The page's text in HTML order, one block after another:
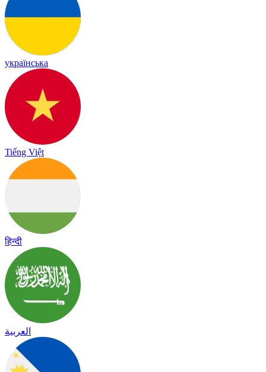
українська
Tiếng Việt
हिन्दी
العربية